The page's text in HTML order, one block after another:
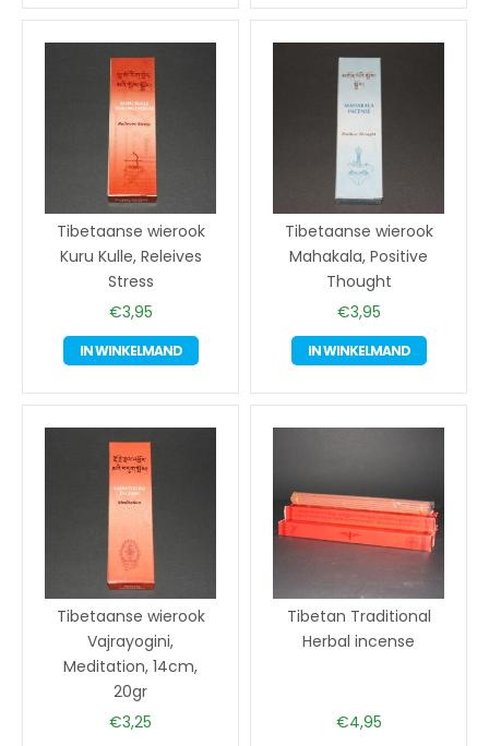
Tibetaanse wierook
Kuru Kulle, Releives
Stress
€3,95
IN WINKELMAND
Tibetaanse wierook
Mahakala, Positive
Thought
€3,95
IN WINKELMAND
Tibetaanse wierook
Vajrayogini,
Meditation, 14cm,
20gr
€3,25
Tibetan Traditional
Herbal incense
€4,95